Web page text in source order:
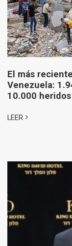
El más
Venezuela:
10.000 heridos
LEER